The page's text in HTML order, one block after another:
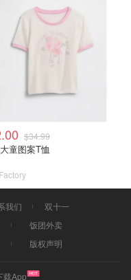
$34.99
童图案T恤
我们
双十一
饭团外卖
版权声明
载App